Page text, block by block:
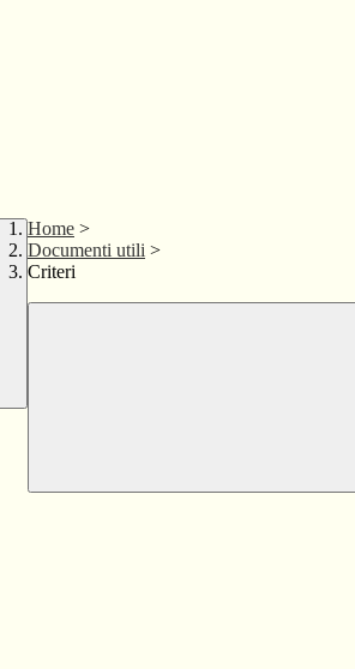
Home >
Documenti utili >
Criteri